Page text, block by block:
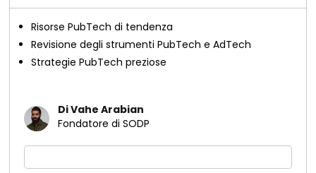
Risorse PubTech di tendenza
Revisione degli strumenti PubTech e AdTech
Strategie PubTech preziose
Di Vahe Arabian
Fondatore di SODP